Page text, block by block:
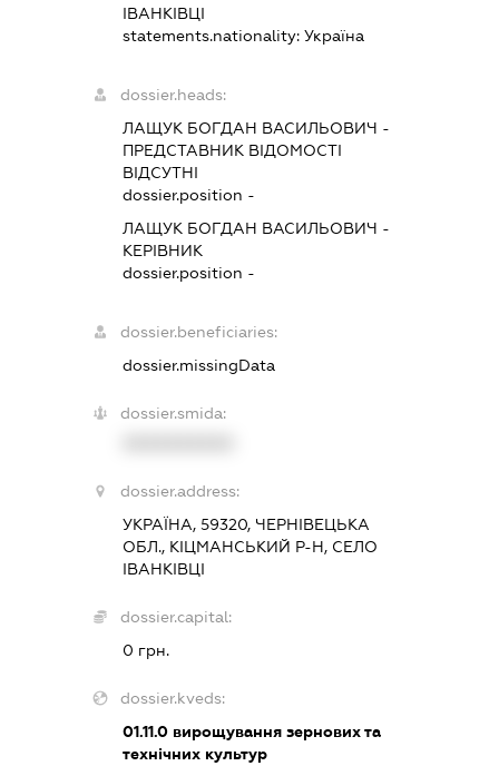
ІВАНКІВЦІ
statements.nationality:Україна
dossier.heads:
ЛАЩУК БОГДАН ВАСИЛЬОВИЧ -
ПРЕДСТАВНИК ВІДОМОСТІ
ВІДСУТНІ
dossier.position -
ЛАЩУК БОГДАН ВАСИЛЬОВИЧ -
КЕРІВНИК
dossier.position -
dossier.beneficiaries:
dossier.missingData
dossier.smida:
dossier.address:
УКРАЇНА, 59320, ЧЕРНІВЕЦЬКА
ОБЛ., КІЦМАНСЬКИЙ Р-Н, СЕЛО
ІВАНКІВЦІ
dossier.capital:
0 грн.
dossier.kveds:
01.11.0 вирощування зернових та
технічних культур